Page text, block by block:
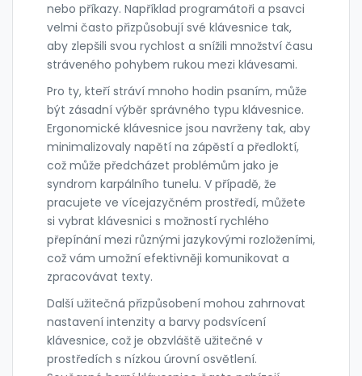
nebo příkazy. Například programátoři a psavci
velmi často přizpůsobují své klávesnice tak,
aby zlepšili svou rychlost a snížili množství času
stráveného pohybem rukou mezi klávesami.
Pro ty, kteří stráví mnoho hodin psaním, může
být zásadní výběr správného typu klávesnice.
Ergonomické klávesnice jsou navrženy tak, aby
minimalizovaly napětí na zápěstí a předloktí,
což může předcházet problémům jako je
syndrom karpálního tunelu. V případě, že
pracujete ve vícejazyčném prostředí, můžete
si vybrat klávesnici s možností rychlého
přepínání mezi různými jazykovými rozloženími,
což vám umožní efektivněji komunikovat a
zpracovávat texty.
Další užitečná přizpůsobení mohou zahrnovat
nastavení intenzity a barvy podsvícení
klávesnice, což je obzvláště užitečné v
prostředích s nízkou úrovní osvětlení.